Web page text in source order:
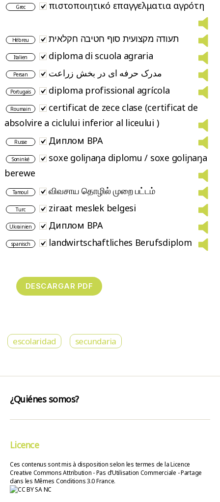
Grec πιστοποιητικό επαγγελματια αγρότη
Hébreu תעודה מקצועית סוף חטיבה חקלאית
Italien diploma di scuola agraria
Persan مدرک حرفه ای در بخش زراعت
Portugais diploma profissional agrícola
Roumain
certificat de zece clase (certificat de
absolvire a ciclului inferior al liceului )
Russe Диплом BPA
Soninké
soxe goliɲaŋa diplomu / soxe goliɲaŋa
berewe
Tamoul விவசாய தொழில் முறை பட்டம்
Turc ziraat meslek belgesi
Ukrainien Диплом BPA
spanisch landwirtschaftliches Berufsdiplom
escolaridad secundaria
¿Quiénes somos?
Licence
Ces contenus sont mis à disposition selon les termes de la Licence
Creative Commons Attribution - Pas d’Utilisation Commerciale - Partage
dans les Mêmes Conditions 3.0 France.